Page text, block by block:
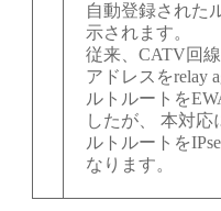
自動登録された
示されます。
従来、CATV回
アドレスをrelay
ルトルートを
したが、 本対
ルトルートを
なります。